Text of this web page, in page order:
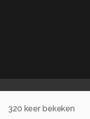
320 keer bekeken